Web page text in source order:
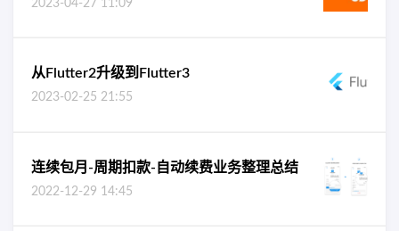
2023-04-27 11:09
从Flutter2升级到Flutter3
2023-02-25 21:55
连续包月-周期扣款-自动续费业务整理总结
2022-12-29 14:45